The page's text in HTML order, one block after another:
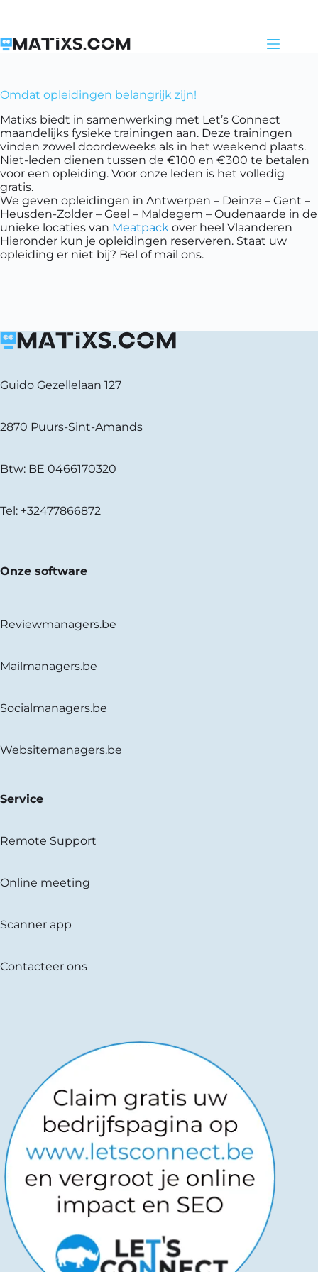
Omdat opleidingen belangrijk zijn!
Matixs biedt in samenwerking met Let’s Connect
maandelijks fysieke trainingen aan. Deze trainingen
vinden zowel doordeweeks als in het weekend plaats.
Niet-leden dienen tussen de €100 en €300 te betalen
voor een opleiding. Voor onze leden is het volledig
gratis.
We geven opleidingen in Antwerpen – Deinze – Gent –
Heusden-Zolder – Geel – Maldegem – Oudenaarde in de
unieke locaties van Meatpack over heel Vlaanderen
Hieronder kun je opleidingen reserveren. Staat uw
opleiding er niet bij? Bel of mail ons.
Guido Gezellelaan 127
2870 Puurs-Sint-Amands
Btw: BE 0466170320
Tel: +32477866872
Onze software
Reviewmanagers.be
Mailmanagers.be
Socialmanagers.be
Websitemanagers.be
Service
Remote Support
Online meeting
Scanner app
Contacteer ons